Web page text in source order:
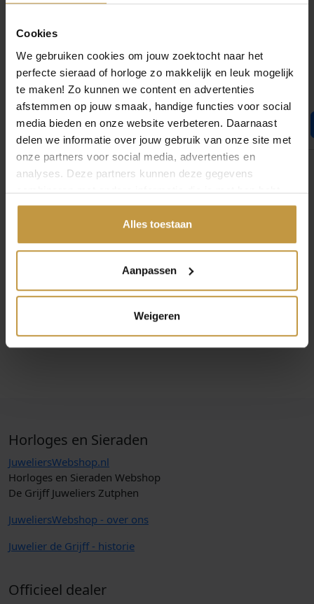
Cookies
We gebruiken cookies om jouw zoektocht naar het
perfecte sieraad of horloge zo makkelijk en leuk mogelijk
te maken! Zo kunnen we content en advertenties
afstemmen op jouw smaak, handige functies voor social
media bieden en onze website verbeteren. Daarnaast
delen we informatie over jouw gebruik van onze site met
onze partners voor social media, advertenties en
analyses. Deze partners kunnen deze gegevens
combineren met andere informatie die je met hen hebt
gedeeld of die ze hebben verzameld via jouw gebruik van
Alles toestaan
Aanpassen
Weigeren
Informatie over Coeur de Lion
Coeur de Lion maakt kleurrijke, handgemaakte sieraden
met een moderne twist. Elk stuk straalt vrolijkheid,
elegantie en kwaliteit uit. Perfect om je outfit te laten
stralen. Handgemaakt in Duitsland met liefde voor
Horloges en Sieraden
JuweliersWebshop.nl
Horloges en Sieraden Webshop
De Grijff Juweliers Zutphen
JuweliersWebshop - over ons
Juwelier de Grijff - historie
Officieel dealer